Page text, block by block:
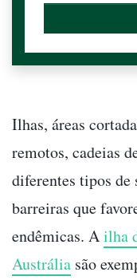
Ilhas, áreas
remotos, cadeias
diferentes tipos
barreiras que
endêmicas. Ailha
Austrália são